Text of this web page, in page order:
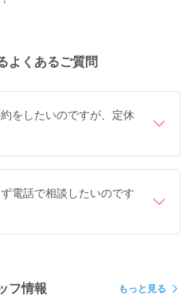
よくあるご質問
をしたいのですが、定休
電話で相談したいのです
フ情報 もっと見る